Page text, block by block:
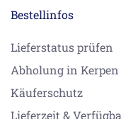
Bestellinfos
Lieferstatus prüfen
Abholung in Kerpen
Käuferschutz
Lieferzeit &